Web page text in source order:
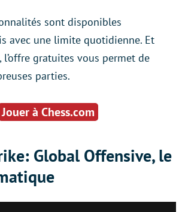
sont disponibles
avec une limite quotidienne. Et
l’offre gratuites vous permet de
parties.
Jouer à Chess.com
Global Offensive, le